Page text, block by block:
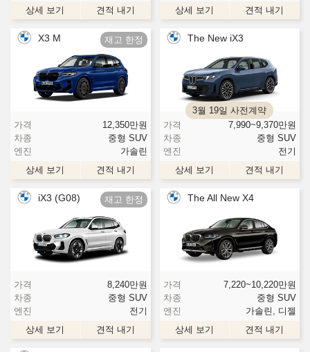
상세 보기
견적 내기
상세 보기
견적 내기
X3 M
가격 12,350만원
차종
중형 SUV
엔진
가솔린
상세 보기
견적 내기
The New iX3
3월 19일 사전계약
가격
7,990~9,370만원
차종
중형 SUV
엔진
전기
상세 보기
견적 내기
iX3 (G08)
가격 8,240만원
차종
중형 SUV
엔진
전기
상세 보기
견적 내기
The All New X4
가격 7,220~10,220만원
차종
중형 SUV
엔진
가솔린, 디젤
상세 보기
견적 내기